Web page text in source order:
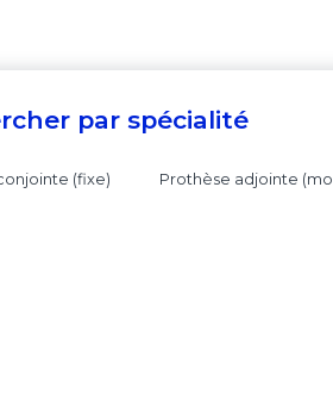
par spécialité
(fixe) Prothèse adjointe